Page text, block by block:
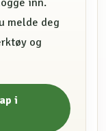
inn.
melde deg
og
i